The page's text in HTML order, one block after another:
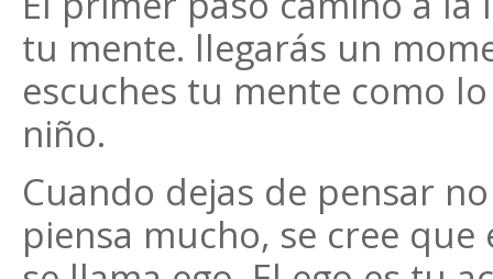
tu mente. llegarás un
escuches tu mente como
niño.
Cuando dejas de pensar
piensa mucho, se cree